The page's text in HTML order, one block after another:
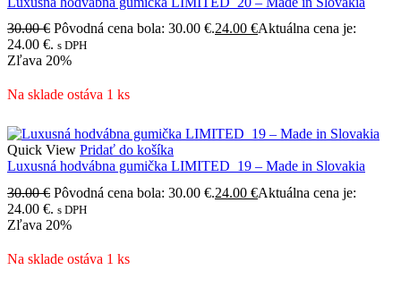
30.00€ Pôvodná cena bola: 30.00 €.24.00 €Aktuálna cena je:
24.00 €. s DPH
Zľava 20%
Na sklade ostáva 1 ks
Quick View Pridať do košíka
Luxusná hodvábna gumička LIMITED_19 – Made in Slovakia
30.00€ Pôvodná cena bola: 30.00 €.24.00 €Aktuálna cena je:
24.00 €. s DPH
Zľava 20%
Na sklade ostáva 1 ks